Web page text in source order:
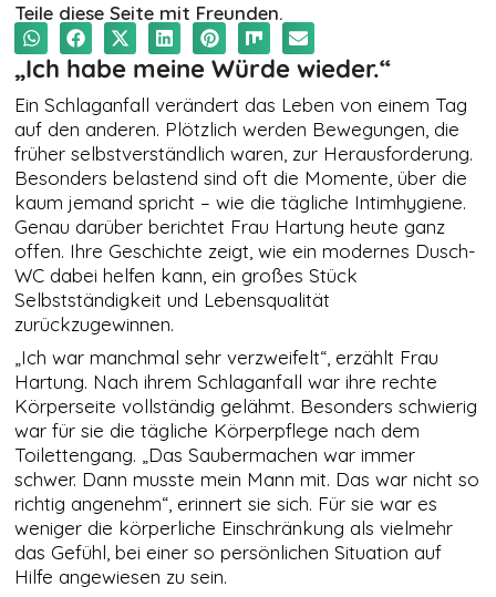
„Ich habe meine Würde wieder.“
Ein Schlaganfall verändert das Leben von einem Tag
auf den anderen. Plötzlich werden Bewegungen, die
früher selbstverständlich waren, zur Herausforderung.
Besonders belastend sind oft die Momente, über die
kaum jemand spricht – wie die tägliche Intimhygiene.
Genau darüber berichtet Frau Hartung heute ganz
offen. Ihre Geschichte zeigt, wie ein modernes Dusch-
WC dabei helfen kann, ein großes Stück
Selbstständigkeit und Lebensqualität
zurückzugewinnen.
„Ich war manchmal sehr verzweifelt“, erzählt Frau
Hartung. Nach ihrem Schlaganfall war ihre rechte
Körperseite vollständig gelähmt. Besonders schwierig
war für sie die tägliche Körperpflege nach dem
Toilettengang. „Das Saubermachen war immer
schwer. Dann musste mein Mann mit. Das war nicht so
richtig angenehm“, erinnert sie sich. Für sie war es
weniger die körperliche Einschränkung als vielmehr
das Gefühl, bei einer so persönlichen Situation auf
Hilfe angewiesen zu sein.
Teile diese Seite mit Freunden.
NOTWENDIGE
COOKIES
Diese Cookies
sind nicht
optional. Es
werden
standardmäßig
nur solche
Cookies
gesetzt, die für
den Betrieb der
Webseite
zwingend
erforderlich
sind und somit
dem
berechtigten
Interesse
gemäß Art. 6
Abs. 1 S. 1 lit. f)
DSGVO
entsprechen.